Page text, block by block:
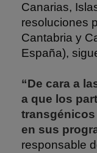
Canarias,
resoluciones
Cantabria y
España),
“De cara a
a que los
en sus
responsable